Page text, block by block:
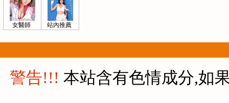
女醫師 站內推薦
警告!!! 本站含有色情成分,如